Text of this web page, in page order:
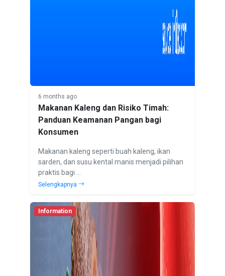
6 months ago
Makanan Kaleng dan Risiko Timah:
Panduan Keamanan Pangan bagi
Konsumen
Makanan kaleng seperti buah kaleng, ikan
sarden, dan susu kental manis menjadi pilihan
praktis bagi ...
Selengkapnya
Information